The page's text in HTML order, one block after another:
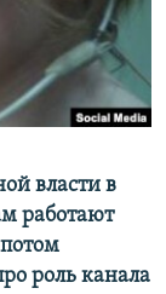
власти в
работают
роль канала